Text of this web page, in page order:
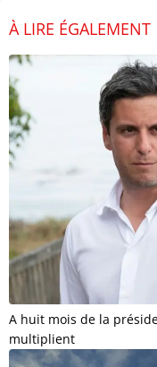
À LIRE ÉGALEMENT
A huit mois de la
multiplient